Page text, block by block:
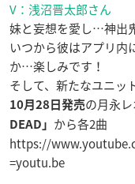
V：浅沼晋太郎さん
妹と妄想を愛し…神出
いつから彼はアプリ
か…楽しみです！
そして、新たなユニッ
10月28日発売の月永
DEAD」 から各2曲
https://
=youtu.be